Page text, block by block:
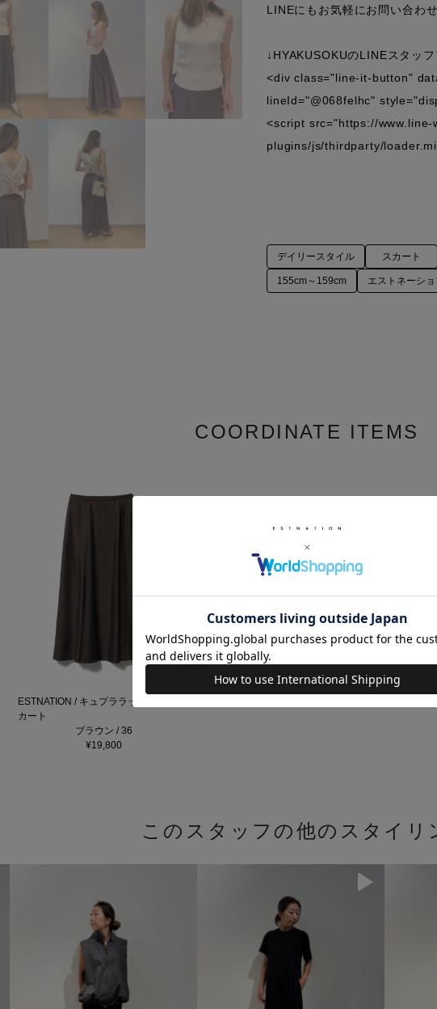
LINEにもお気軽にお問い合わせ
↓HYAKUSOKUのLINEスタッフ
<div class="line-it-button"
lineId="@068felhc"
<script src="https://www.line-
plugins/js/thirdparty/
デイリースタイル スカート
155cm～159cm エストネーシ
COORDINATE ITEMS
ESTNATION / キュプララップフレアス
カート
ブラウン / 36
¥19,800
このスタッフの他のスタイリ